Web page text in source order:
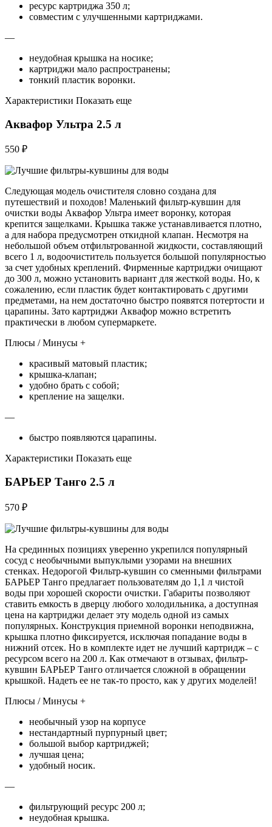
ресурс картриджа 350 л;
совместим с улучшенными картриджами.
—
неудобная крышка на носике;
картриджи мало распространены;
тонкий пластик воронки.
Характеристики Показать еще
Аквафор Ультра 2.5 л
550 ₽
Следующая модель очистителя словно создана для
путешествий и походов! Маленький фильтр-кувшин для
очистки воды Аквафор Ультра имеет воронку, которая
крепится защелками. Крышка также устанавливается плотно,
а для набора предусмотрен откидной клапан. Несмотря на
небольшой объем отфильтрованной жидкости, составляющий
всего 1 л, водоочиститель пользуется большой популярностью
за счет удобных креплений. Фирменные картриджи очищают
до 300 л, можно установить вариант для жесткой воды. Но, к
сожалению, если пластик будет контактировать с другими
предметами, на нем достаточно быстро появятся потертости и
царапины. Зато картриджи Аквафор можно встретить
практически в любом супермаркете.
Плюсы / Минусы +
красивый матовый пластик;
крышка-клапан;
удобно брать с собой;
крепление на защелки.
—
быстро появляются царапины.
Характеристики Показать еще
БАРЬЕР Танго 2.5 л
570 ₽
На срединных позициях уверенно укрепился популярный
сосуд с необычными выпуклыми узорами на внешних
стенках. Недорогой Фильтр-кувшин со сменными фильтрами
БАРЬЕР Танго предлагает пользователям до 1,1 л чистой
воды при хорошей скорости очистки. Габариты позволяют
ставить емкость в дверцу любого холодильника, а доступная
цена на картриджи делает эту модель одной из самых
популярных. Конструкция приемной воронки неподвижна,
крышка плотно фиксируется, исключая попадание воды в
нижний отсек. Но в комплекте идет не лучший картридж – с
ресурсом всего на 200 л. Как отмечают в отзывах, фильтр-
кувшин БАРЬЕР Танго отличается сложной в обращении
крышкой. Надеть ее не так-то просто, как у других моделей!
Плюсы / Минусы +
необычный узор на корпусе
нестандартный пурпурный цвет;
большой выбор картриджей;
лучшая цена;
удобный носик.
—
фильтрующий ресурс 200 л;
неудобная крышка.